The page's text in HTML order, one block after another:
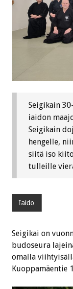
Seigikain
iaidon
Seigikain
hengelle,
siitä iso
tulleille
Iaido
Seigikai on
budoseura
omalla
Kuoppamäentie